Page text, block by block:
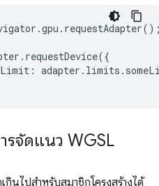
.gpu . requestAdapter
. requestDevice({
: adapter . limits .
จัดแนว WGSL
กินไปสำหรับสมาชิกโครงสร้างได้